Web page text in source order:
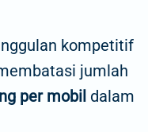
kompetitif
jumlah
per mobil dalam